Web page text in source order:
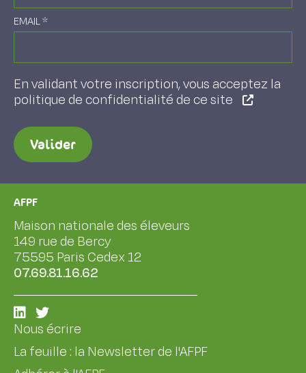
EMAIL*
En validant votre inscription, vous acceptez la
politique de confidentialité de ce site
Valider
AFPF
Maison nationale des éleveurs
149 rue de Bercy
75595 Paris Cedex 12
07.69.81.16.62
Nous écrire
La feuille : la Newsletter de l'AFPF